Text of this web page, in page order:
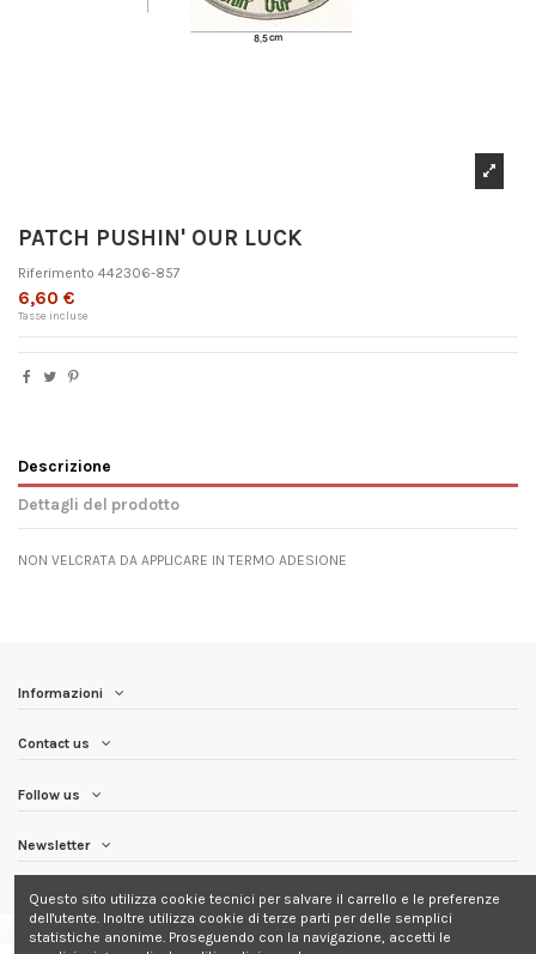
PATCH PUSHIN' OUR LUCK
Riferimento 442306-857
6,60 €
Tasse incluse
Descrizione
Dettagli del prodotto
NON VELCRATA DA APPLICARE IN TERMO ADESIONE
Informazioni
Contact us
Follow us
Newsletter
Questo sito utilizza cookie tecnici per salvare il carrello e le preferenze
dell'utente. Inoltre utilizza cookie di terze parti per delle semplici
statistiche anonime. Proseguendo con la navigazione, accetti le